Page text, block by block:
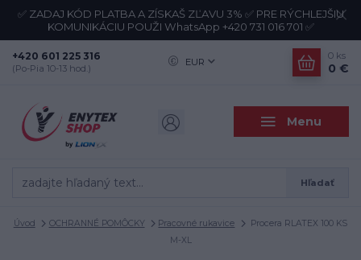
✅ ZADAJ KÓD PLATBA A ZÍSKAŠ ZĽAVU 3% ✅ PRE RÝCHLEJŠIU
KOMUNIKÁCIU POUŽI WhatsApp +420 731 016 701 ✅
Menu
EUR
Hľadať
+420 601 225 316
(Po-Pia 10-13 hod.)
0 ks
0 €
Úvod OCHRANNÉ POMÔCKY Pracovné rukavice
Procera RLATEX 100 KS
M-XL